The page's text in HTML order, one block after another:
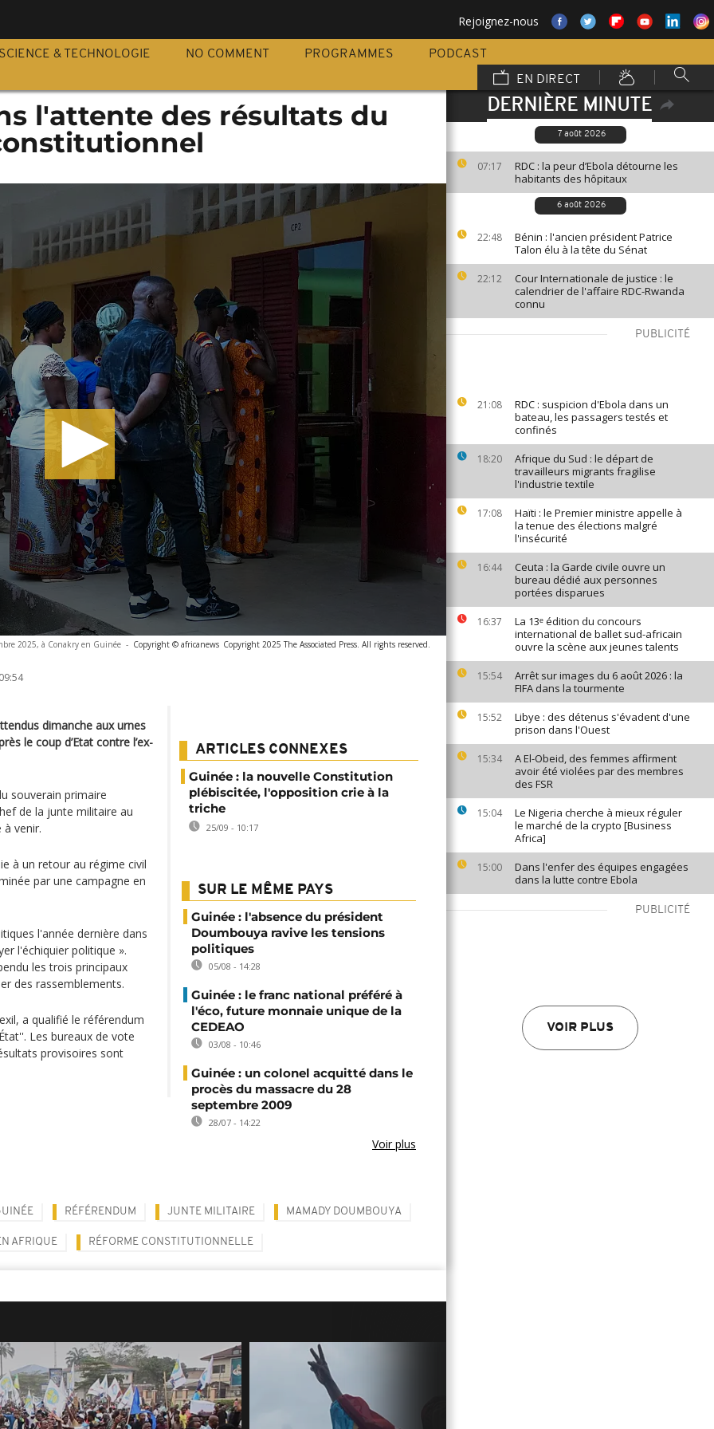
Rejoignez-nous
SCIENCE & TECHNOLOGIE NO COMMENT PROGRAMMES
PODCAST
EN DIRECT
DERNIÈRE MINUTE
7 août 2026
07:17
RDC : la peur d’Ebola détourne les
habitants des hôpitaux
6 août 2026
22:48
Bénin : l'ancien président Patrice
Talon élu à la tête du Sénat
22:12
Cour Internationale de justice : le
calendrier de l'affaire RDC-Rwanda
connu
PUBLICITÉ
21:08
RDC : suspicion d'Ebola dans un
bateau, les passagers testés et
confinés
18:20
Afrique du Sud : le départ de
travailleurs migrants fragilise
l'industrie textile
17:08
Haïti : le Premier ministre appelle à
la tenue des élections malgré
l'insécurité
16:44
Ceuta : la Garde civile ouvre un
bureau dédié aux personnes
portées disparues
16:37
La 13ᵉ édition du concours
international de ballet sud-africain
ouvre la scène aux jeunes talents
15:54
Arrêt sur images du 6 août 2026 : la
FIFA dans la tourmente
15:52
Libye : des détenus s'évadent d'une
prison dans l'Ouest
15:34
A El-Obeid, des femmes affirment
avoir été violées par des membres
des FSR
15:04
Le Nigeria cherche à mieux réguler
le marché de la crypto [Business
Africa]
15:00
Dans l'enfer des équipes engagées
dans la lutte contre Ebola
PUBLICITÉ
VOIR PLUS
l'attente des résultats du
2025, à Conakry en Guinée - Copyright © africanews Copyright 2025 The Associated Press. All rights reserved.
dimanche aux urnes
le coup d’Etat contre l’ex-
souverain primaire
de la junte militaire au
venir.
à un retour au régime civil
par une campagne en
l'année dernière dans
l'échiquier politique ».
les trois principaux
des rassemblements.
a qualifié le référendum
Les bureaux de vote
provisoires sont
ARTICLES CONNEXES
Guinée : la nouvelle Constitution
plébiscitée, l'opposition crie à la
triche
25/09 - 10:17
SUR LE MÊME PAYS
Guinée : l'absence du président
Doumbouya ravive les tensions
politiques
05/08 - 14:28
Guinée : le franc national préféré à
l'éco, future monnaie unique de la
CEDEAO
03/08 - 10:46
Guinée : un colonel acquitté dans le
procès du massacre du 28
septembre 2009
28/07 - 14:22
Voir plus
RÉFÉRENDUM JUNTE MILITAIRE MAMADY DOUMBOUYA
AFRIQUE RÉFORME CONSTITUTIONNELLE